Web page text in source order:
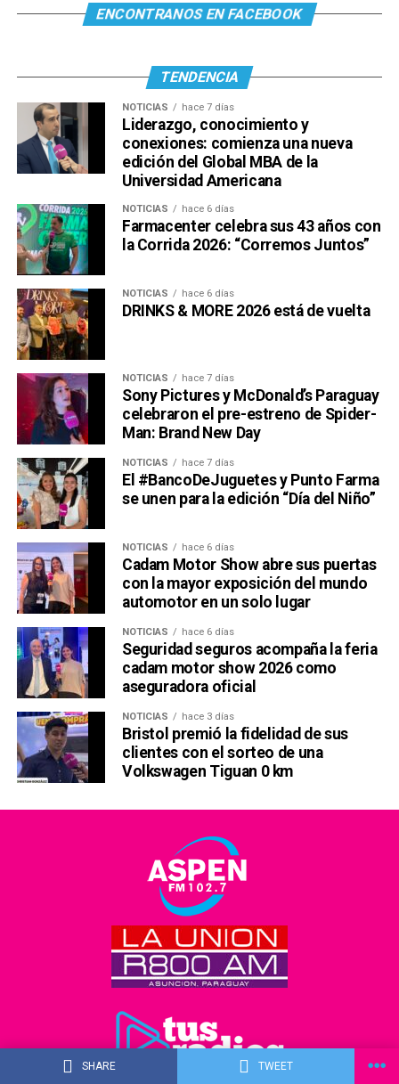
SHARE TWEET
ENCONTRANOS EN FACEBOOK
TENDENCIA
NOTICIAS hace 7 días
Liderazgo, conocimiento y
conexiones: comienza una nueva
edición del Global MBA de la
Universidad Americana
NOTICIAS hace 6 días
Farmacenter celebra sus 43 años con
la Corrida 2026: “Corremos Juntos”
NOTICIAS hace 6 días
DRINKS & MORE 2026 está de vuelta
NOTICIAS hace 7 días
Sony Pictures y McDonald’s Paraguay
celebraron el pre-estreno de Spider-
Man: Brand New Day
NOTICIAS hace 7 días
El #BancoDeJuguetes y Punto Farma
se unen para la edición “Día del Niño”
NOTICIAS hace 6 días
Cadam Motor Show abre sus puertas
con la mayor exposición del mundo
automotor en un solo lugar
NOTICIAS hace 6 días
Seguridad seguros acompaña la feria
cadam motor show 2026 como
aseguradora oficial
NOTICIAS hace 3 días
Bristol premió la fidelidad de sus
clientes con el sorteo de una
Volkswagen Tiguan 0 km